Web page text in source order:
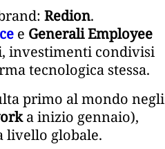
Redion.
e Generali Employee
investimenti condivisi
tecnologica stessa.
primo al mondo negli
a inizio gennaio),
livello globale.